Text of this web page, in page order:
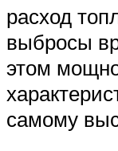
расход
выбросы
этом
самому